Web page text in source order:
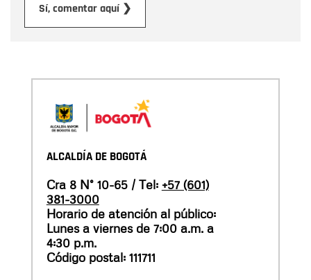
Sí, comentar aquí ❯
ALCALDÍA DE BOGOTÁ
Cra 8 N° 10-65 / Tel: +57 (601)
381-3000
Horario de atención al público:
Lunes a viernes de 7:00 a.m. a
4:30 p.m.
Código postal: 111711